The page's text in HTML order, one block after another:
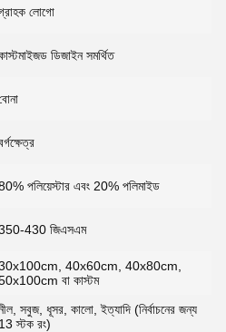
লোগো
ডিজাইন সমর্থিত
পলিয়েস্টার এবং 20% পলিমাইড
430 জিএসএম
40x60cm, 40x80cm,
বা কাস্টম
সবুজ, ধূসর, কালো, ইত্যাদি (নির্বাচনের জন্য
13 স্টক রং)